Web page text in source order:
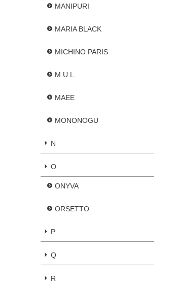
MANIPURI
MARIA BLACK
MICHINO PARIS
M.U.L.
MAEE
MONONOGU
N
O
ONYVA
ORSETTO
P
Q
R